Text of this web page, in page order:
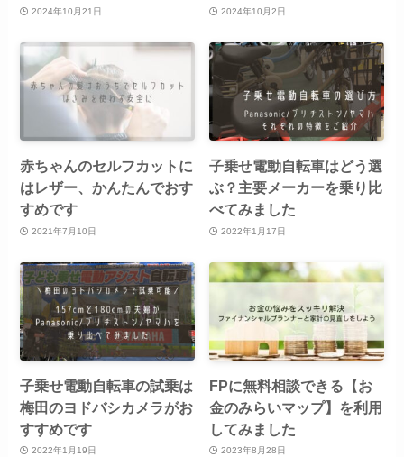
2024年10月21日 2024年10月2日
赤ちゃんのセルフカットに
はレザー、かんたんでおす
すめです
2021年7月10日
子乗せ電動自転車はどう選
ぶ？主要メーカーを乗り比
べてみました
2022年1月17日
子乗せ電動自転車の試乗は
梅田のヨドバシカメラがお
すすめです
2022年1月19日
FPに無料相談できる【お
金のみらいマップ】を利用
してみました
2023年8月28日